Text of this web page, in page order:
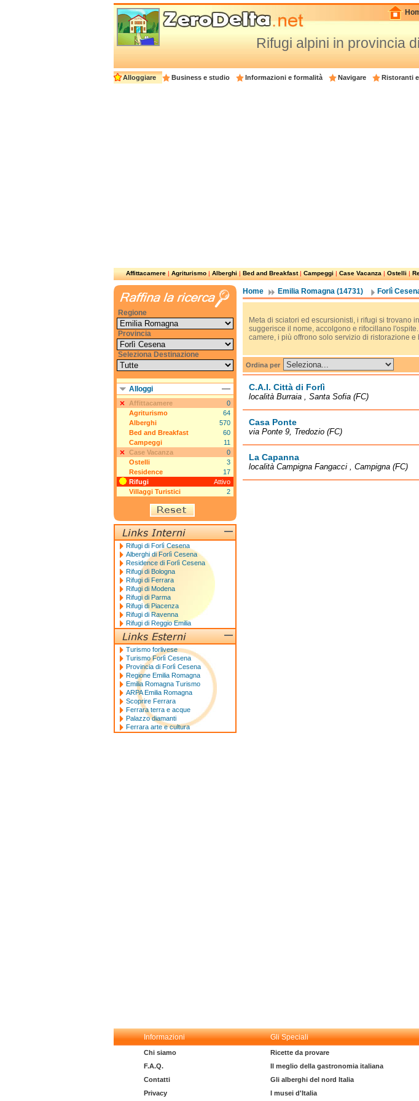
Rifugi alpini in provincia
Alloggiare Business e studio Informazioni e formalità Navigare Ristoranti
Affittacamere|Agriturismo|Alberghi|Bed and Breakfast|Campeggi|Case Vacanza|Ostelli|
Home Emilia Romagna (14731) Forlì
Meta di sciatori ed escursionisti, i rifugi si trovano
suggerisce il nome, accolgono e rifocillano
camere, i più offrono solo servizio di ristorazione e
Ordina per
C.A.I. Città di Forlì
località Burraia , Santa Sofia (FC)
Casa Ponte
via Ponte 9, Tredozio (FC)
La Capanna
località Campigna Fangacci , Campigna (FC)
Regione
Provincia
Seleziona Destinazione
Alloggi
Affittacamere
0
Agriturismo
64
Alberghi
570
Bed and Breakfast
60
Campeggi
11
Case Vacanza
0
Ostelli
3
Residence
17
Rifugi
Attivo
Villaggi Turistici
2
Rifugi di Forlì Cesena
Alberghi di Forlì Cesena
Residence di Forlì Cesena
Rifugi di Bologna
Rifugi di Ferrara
Rifugi di Modena
Rifugi di Parma
Rifugi di Piacenza
Rifugi di Ravenna
Rifugi di Reggio Emilia
Turismo forlivese
Turismo Forlì Cesena
Provincia di Forlì Cesena
Regione Emilia Romagna
Emilia Romagna Turismo
ARPA Emilia Romagna
Scoprire Ferrara
Ferrara terra e acque
Palazzo diamanti
Ferrara arte e cultura
Informazioni Gli Speciali
Chi siamo
F.A.Q.
Contatti
Privacy
Ricette da provare
Il meglio della gastronomia italiana
Gli alberghi del nord Italia
I musei d'Italia